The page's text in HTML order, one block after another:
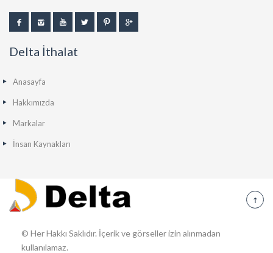
Delta İthalat
Anasayfa
Hakkımızda
Markalar
İnsan Kaynakları
© Her Hakkı Saklıdır. İçerik ve görseller izin alınmadan
kullanılamaz.